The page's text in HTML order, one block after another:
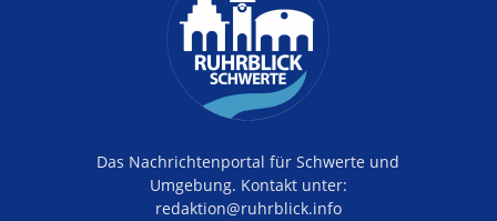
Das Nachrichtenportal für Schwerte und
Umgebung. Kontakt unter:
redaktion@ruhrblick.info